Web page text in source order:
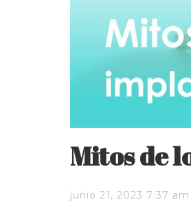
Mitos de
junio 21, 2023 7:37 am